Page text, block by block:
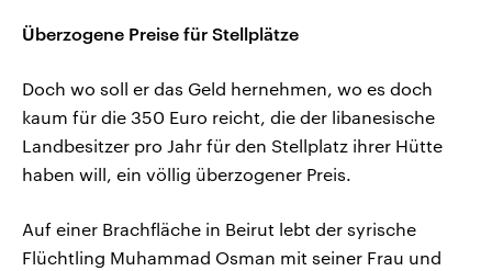
Überzogene Preise für Stellplätze
Doch wo soll er das Geld hernehmen, wo es doch
kaum für die 350 Euro reicht, die der libanesische
Landbesitzer pro Jahr für den Stellplatz ihrer Hütte
haben will, ein völlig überzogener Preis.
Auf einer Brachfläche in Beirut lebt der syrische
Flüchtling Muhammad Osman mit seiner Frau und